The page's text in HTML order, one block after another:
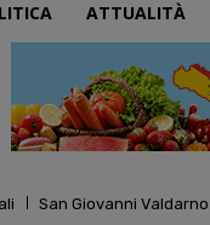
ATTUALITÀ
San Giovanni Valdarno